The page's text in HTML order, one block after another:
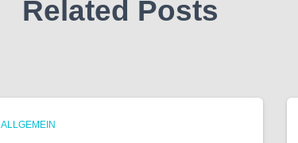
Related Posts
ALLGEMEIN